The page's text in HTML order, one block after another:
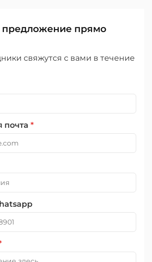
предложение прямо
свяжутся с вами в течение
почта *